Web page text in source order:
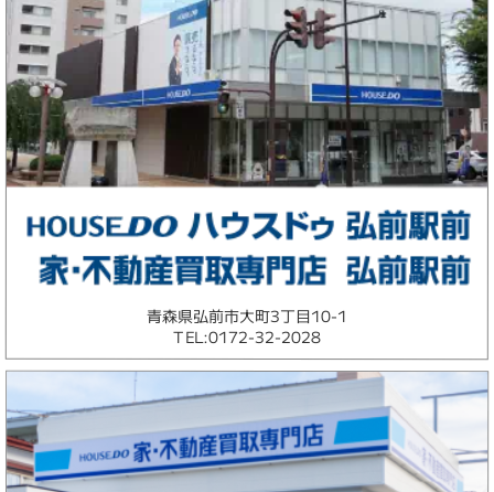
青森県弘前市大町3丁目10-1
TEL:0172-32-2028